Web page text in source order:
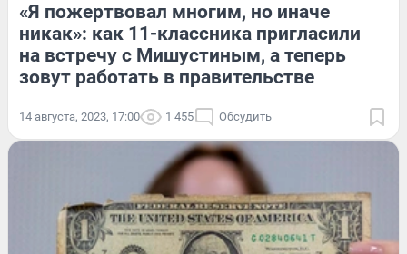
«Я пожертвовал многим, но иначе
никак»: как 11-классника пригласили
на встречу с Мишустиным, а теперь
зовут работать в правительстве
14 августа, 2023, 17:00 1 455 Обсудить